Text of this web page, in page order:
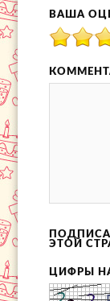
ВАША
ЭТОЙ
ЦИФРЫ